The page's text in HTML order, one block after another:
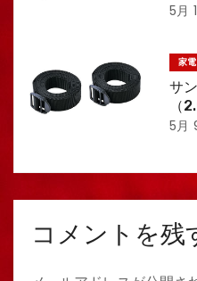
5月
家
サ
（
5月
コメントを残